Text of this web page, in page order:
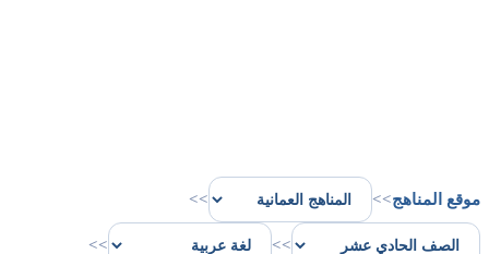
موقع المناهج>>
>>
>>
>>